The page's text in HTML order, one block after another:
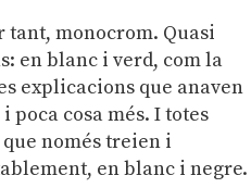
monocrom. Quasi
en blanc i verd, com la
explicacions que anaven
poca cosa més. I totes
només treien i
en blanc i negre.